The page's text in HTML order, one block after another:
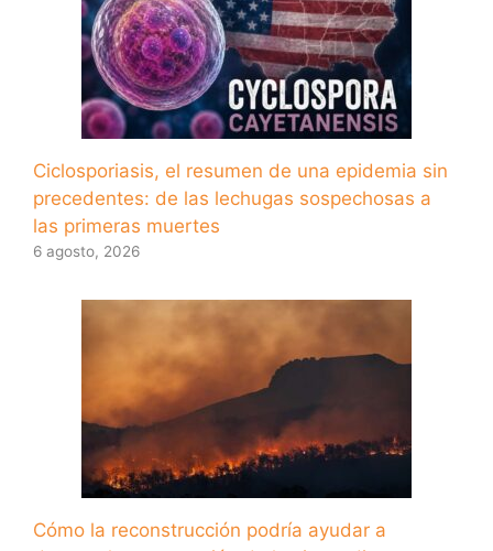
Ciclosporiasis, el resumen de una epidemia sin
precedentes: de las lechugas sospechosas a
las primeras muertes
6 agosto, 2026
Cómo la reconstrucción podría ayudar a